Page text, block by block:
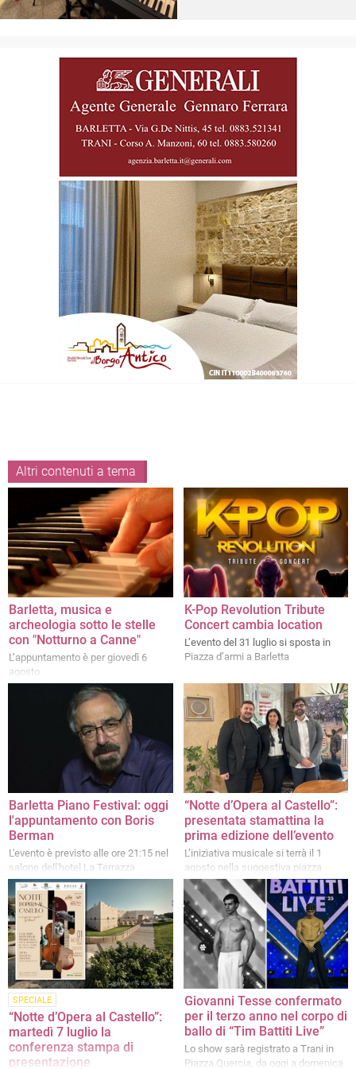
Altri contenuti a tema
Barletta, musica e
archeologia sotto le stelle
con "Notturno a Canne"
L’appuntamento è per giovedì 6
agosto
K-Pop Revolution Tribute
Concert cambia location
L’evento del 31 luglio si sposta in
Piazza d’armi a Barletta
Barletta Piano Festival: oggi
l'appuntamento con Boris
Berman
L'evento è previsto alle ore 21:15 nel
salone dell'hotel La Terrazza
“Notte d’Opera al Castello”:
presentata stamattina la
prima edizione dell’evento
L’iniziativa musicale si terrà il 1
agosto nella suggestiva piazza
d’Armi del Castello
SPECIALE
“Notte d’Opera al Castello”:
martedì 7 luglio la
conferenza stampa di
presentazione
Giovanni Tesse confermato
per il terzo anno nel corpo di
ballo di “Tim Battiti Live”
Lo show sarà registrato a Trani in
Piazza Quercia, da oggi a domenica